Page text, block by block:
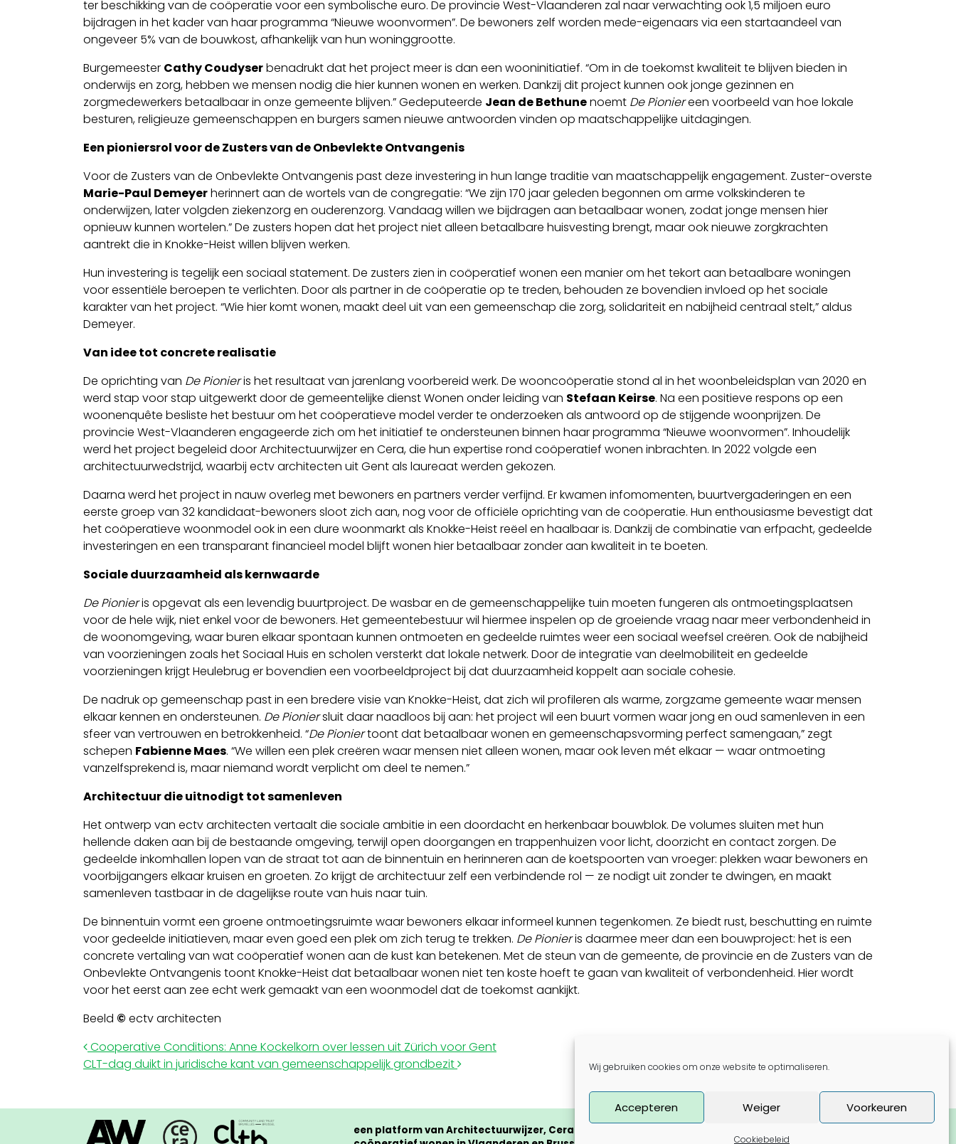
Wij gebruiken cookies om onze website te optimaliseren.
Accepteren Weiger Voorkeuren
Cookiebeleid
ter beschikking van de coöperatie voor een symbolische euro. De provincie West-Vlaanderen zal naar verwachting ook 1,5 miljoen euro
bijdragen in het kader van haar programma “Nieuwe woonvormen”. De bewoners zelf worden mede-eigenaars via een startaandeel van
ongeveer 5% van de bouwkost, afhankelijk van hun woninggrootte.
Burgemeester Cathy Coudyserbenadrukt dat het project meer is dan een wooninitiatief. “Om in de toekomst kwaliteit te blijven bieden in
onderwijs en zorg, hebben we mensen nodig die hier kunnen wonen en werken. Dankzij dit project kunnen ook jonge gezinnen en
zorgmedewerkers betaalbaar in onze gemeente blijven.” Gedeputeerde Jean de Bethunenoemt De Pioniereen voorbeeld van hoe lokale
besturen, religieuze gemeenschappen en burgers samen nieuwe antwoorden vinden op maatschappelijke uitdagingen.
Een pioniersrol voor de Zusters van de Onbevlekte Ontvangenis
Voor de Zusters van de Onbevlekte Ontvangenis past deze investering in hun lange traditie van maatschappelijk engagement. Zuster-overste
Marie-Paul Demeyerherinnert aan de wortels van de congregatie: “We zijn 170 jaar geleden begonnen om arme volkskinderen te
onderwijzen, later volgden ziekenzorg en ouderenzorg. Vandaag willen we bijdragen aan betaalbaar wonen, zodat jonge mensen hier
opnieuw kunnen wortelen.” De zusters hopen dat het project niet alleen betaalbare huisvesting brengt, maar ook nieuwe zorgkrachten
aantrekt die in Knokke-Heist willen blijven werken.
Hun investering is tegelijk een sociaal statement. De zusters zien in coöperatief wonen een manier om het tekort aan betaalbare woningen
voor essentiële beroepen te verlichten. Door als partner in de coöperatie op te treden, behouden ze bovendien invloed op het sociale
karakter van het project. “Wie hier komt wonen, maakt deel uit van een gemeenschap die zorg, solidariteit en nabijheid centraal stelt,” aldus
Demeyer.
Van idee tot concrete realisatie
De oprichting van De Pionieris het resultaat van jarenlang voorbereid werk. De wooncoöperatie stond al in het woonbeleidsplan van 2020 en
werd stap voor stap uitgewerkt door de gemeentelijke dienst Wonen onder leiding van Stefaan Keirse. Na een positieve respons op een
woonenquête besliste het bestuur om het coöperatieve model verder te onderzoeken als antwoord op de stijgende woonprijzen. De
provincie West-Vlaanderen engageerde zich om het initiatief te ondersteunen binnen haar programma “Nieuwe woonvormen”. Inhoudelijk
werd het project begeleid door Architectuurwijzer en Cera, die hun expertise rond coöperatief wonen inbrachten. In 2022 volgde een
architectuurwedstrijd, waarbij ectv architecten uit Gent als laureaat werden gekozen.
Daarna werd het project in nauw overleg met bewoners en partners verder verfijnd. Er kwamen infomomenten, buurtvergaderingen en een
eerste groep van 32 kandidaat-bewoners sloot zich aan, nog voor de officiële oprichting van de coöperatie. Hun enthousiasme bevestigt dat
het coöperatieve woonmodel ook in een dure woonmarkt als Knokke-Heist reëel en haalbaar is. Dankzij de combinatie van erfpacht, gedeelde
investeringen en een transparant financieel model blijft wonen hier betaalbaar zonder aan kwaliteit in te boeten.
Sociale duurzaamheid als kernwaarde
De Pionieris opgevat als een levendig buurtproject. De wasbar en de gemeenschappelijke tuin moeten fungeren als ontmoetingsplaatsen
voor de hele wijk, niet enkel voor de bewoners. Het gemeentebestuur wil hiermee inspelen op de groeiende vraag naar meer verbondenheid in
de woonomgeving, waar buren elkaar spontaan kunnen ontmoeten en gedeelde ruimtes weer een sociaal weefsel creëren. Ook de nabijheid
van voorzieningen zoals het Sociaal Huis en scholen versterkt dat lokale netwerk. Door de integratie van deelmobiliteit en gedeelde
voorzieningen krijgt Heulebrug er bovendien een voorbeeldproject bij dat duurzaamheid koppelt aan sociale cohesie.
De nadruk op gemeenschap past in een bredere visie van Knokke-Heist, dat zich wil profileren als warme, zorgzame gemeente waar mensen
elkaar kennen en ondersteunen. De Pioniersluit daar naadloos bij aan: het project wil een buurt vormen waar jong en oud samenleven in een
sfeer van vertrouwen en betrokkenheid. “De Pioniertoont dat betaalbaar wonen en gemeenschapsvorming perfect samengaan,” zegt
schepen Fabienne Maes. “We willen een plek creëren waar mensen niet alleen wonen, maar ook leven mét elkaar — waar ontmoeting
vanzelfsprekend is, maar niemand wordt verplicht om deel te nemen.”
Architectuur die uitnodigt tot samenleven
Het ontwerp van ectv architecten vertaalt die sociale ambitie in een doordacht en herkenbaar bouwblok. De volumes sluiten met hun
hellende daken aan bij de bestaande omgeving, terwijl open doorgangen en trappenhuizen voor licht, doorzicht en contact zorgen. De
gedeelde inkomhallen lopen van de straat tot aan de binnentuin en herinneren aan de koetspoorten van vroeger: plekken waar bewoners en
voorbijgangers elkaar kruisen en groeten. Zo krijgt de architectuur zelf een verbindende rol — ze nodigt uit zonder te dwingen, en maakt
samenleven tastbaar in de dagelijkse route van huis naar tuin.
De binnentuin vormt een groene ontmoetingsruimte waar bewoners elkaar informeel kunnen tegenkomen. Ze biedt rust, beschutting en ruimte
voor gedeelde initiatieven, maar even goed een plek om zich terug te trekken. De Pionieris daarmee meer dan een bouwproject: het is een
concrete vertaling van wat coöperatief wonen aan de kust kan betekenen. Met de steun van de gemeente, de provincie en de Zusters van de
Onbevlekte Ontvangenis toont Knokke-Heist dat betaalbaar wonen niet ten koste hoeft te gaan van kwaliteit of verbondenheid. Hier wordt
voor het eerst aan zee echt werk gemaakt van een woonmodel dat de toekomst aankijkt.
Beeld © ectv architecten
Post navigation
Cooperative Conditions: Anne Kockelkorn over lessen uit Zürich voor Gent
CLT-dag duikt in juridische kant van gemeenschappelijk grondbezit
een platform van Architectuurwijzer, Cera en CLTB met meer
Nieuwsbrief